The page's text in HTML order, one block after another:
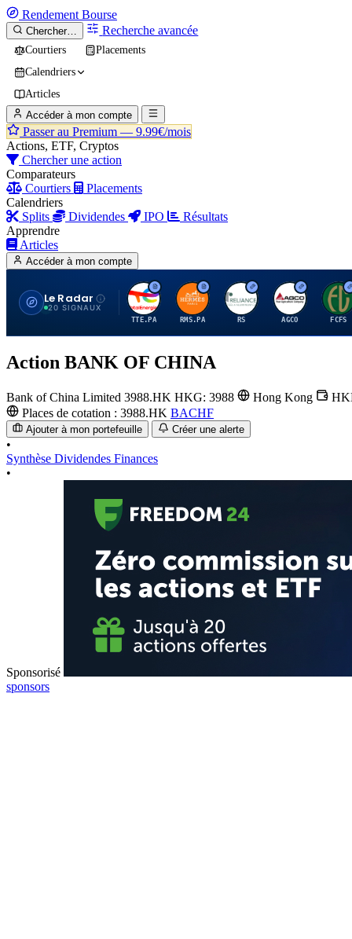
Rendement Bourse
Chercher… Recherche avancée
Courtiers
Placements
Calendriers
Articles
Accéder à mon compte
Passer au Premium — 9.99€/mois
Actions, ETF, Cryptos
Chercher une action
Comparateurs
Courtiers
Placements
Calendriers
Splits
Dividendes IPO
Résultats
Apprendre
Articles
Accéder à mon compte
Le Radar
20 SIGNAUX
T
TTE.PA
H
RMS.PA
R
RS
A
AGCO
F
FCFS
Action BANK OF CHINA
Bank of China Limited 3988.HK HKG: 3988 Hong Kong
Places de cotation : 3988.HK BACHF
Ajouter à mon portefeuille Créer une alerte
•
Synthèse Dividendes Finances
•
Sponsorisé
sponsors